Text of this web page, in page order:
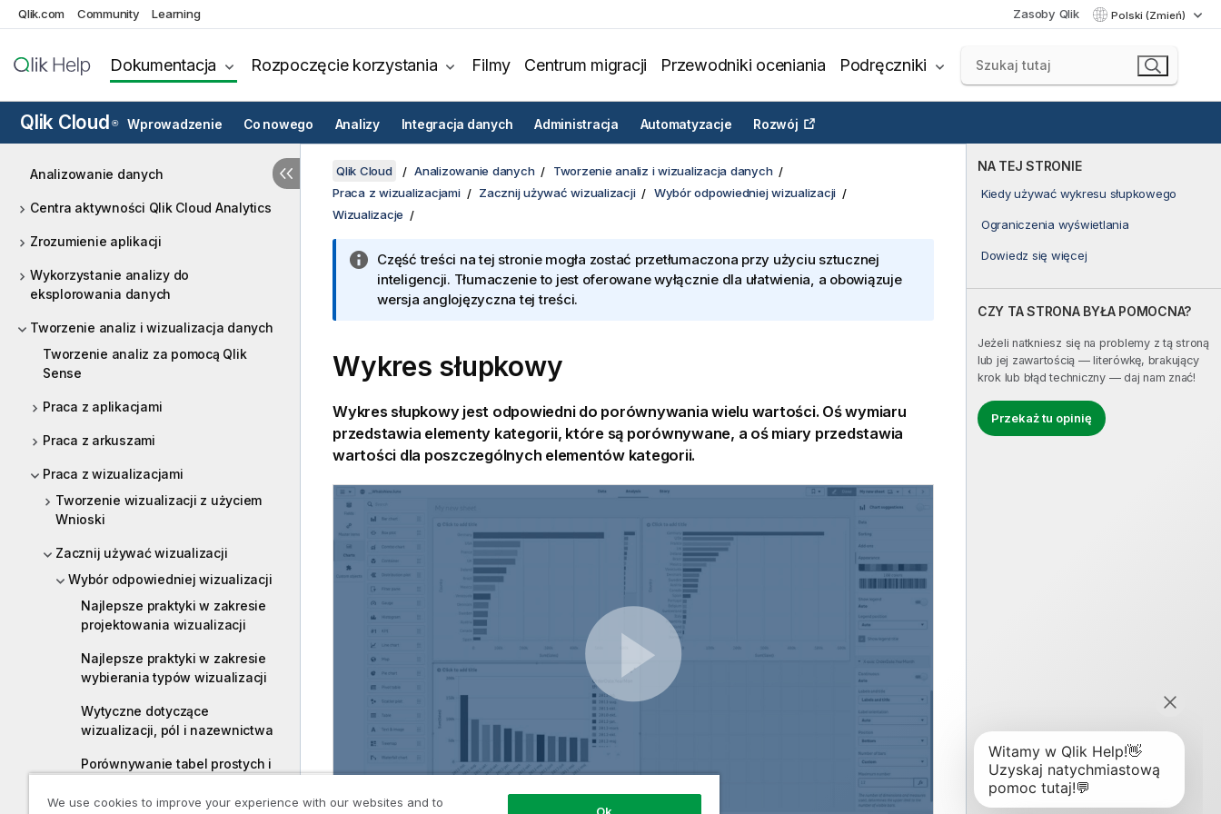
Qlik.com Community Learning Zasoby Qlik Polski (Zmień)
Dokumentacja Rozpoczęcie korzystania Filmy Centrum migracji Przewodniki oceniania Podręczniki
Qlik Cloud ® Wprowadzenie Co nowego Analizy Integracja danych Administracja Automatyzacje Rozwój
Analizowanie danych
Centra aktywności Qlik Cloud Analytics
Zrozumienie aplikacji
Wykorzystanie analizy do
eksplorowania danych
Tworzenie analiz i wizualizacja danych
Tworzenie analiz za pomocą Qlik
Sense
Praca z aplikacjami
Praca z arkuszami
Praca z wizualizacjami
Tworzenie wizualizacji z użyciem
Wnioski
Zacznij używać wizualizacji
Wybór odpowiedniej wizualizacji
Najlepsze praktyki w zakresie
projektowania wizualizacji
Najlepsze praktyki w zakresie
wybierania typów wizualizacji
Wytyczne dotyczące
wizualizacji, pól i nazewnictwa
Porównywanie tabel prostych i
NA TEJ STRONIE
Kiedy używać wykresu słupkowego
Ograniczenia wyświetlania
Dowiedz się więcej
CZY TA STRONA BYŁA POMOCNA?
Jeżeli natkniesz się na problemy z tą stroną
lub jej zawartością — literówkę, brakujący
krok lub błąd techniczny — daj nam znać!
Przekaż tu opinię
Qlik Cloud Analizowanie danych
Tworzenie analiz i wizualizacja danych
Praca z wizualizacjami
Zacznij używać wizualizacji
Wybór odpowiedniej wizualizacji
Wizualizacje
Część treści na tej stronie mogła zostać przetłumaczona przy użyciu sztucznej
inteligencji. Tłumaczenie to jest oferowane wyłącznie dla ułatwienia, a obowiązuje
wersja anglojęzyczna tej treści.
Wykres słupkowy
Wykres słupkowy jest odpowiedni do porównywania wielu wartości. Ośwymiaru
przedstawia elementy kategorii, które są porównywane, a oś miary przedstawia
wartości dla poszczególnych elementów kategorii.
We use cookies to improve your experience with our websites and to